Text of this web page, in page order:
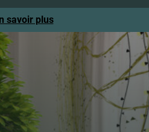
savoir plus